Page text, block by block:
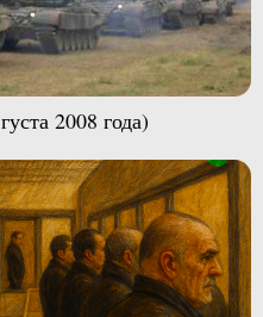
2008 года)